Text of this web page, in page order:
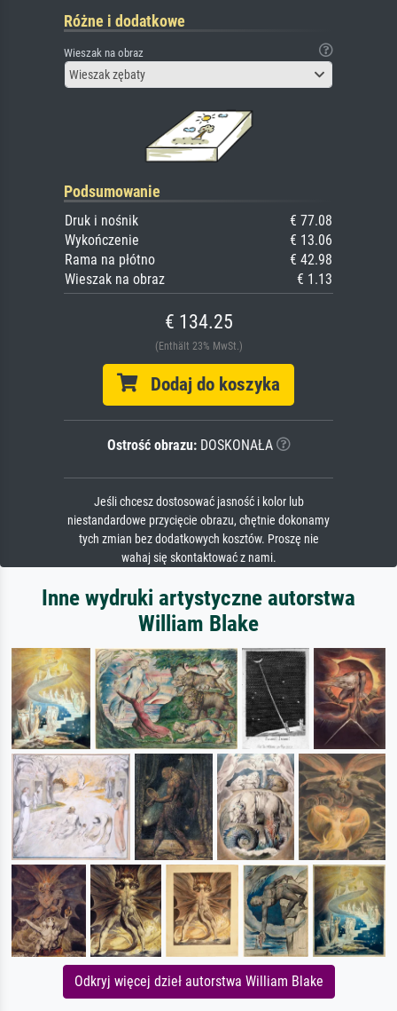
Różne i dodatkowe
Wieszak na obraz
Wieszak zębaty
Podsumowanie
Druk i nośnik
€ 77.08
Wykończenie
€ 13.06
Rama na płótno
€ 42.98
Wieszak na obraz
€ 1.13
€ 134.25
(Enthält 23% MwSt.)
Dodaj do koszyka
Ostrość obrazu:DOSKONAŁA
Jeśli chcesz dostosować jasność i kolor lub
niestandardowe przycięcie obrazu, chętnie dokonamy
tych zmian bez dodatkowych kosztów. Proszę nie
wahaj się skontaktować z nami.
Inne wydruki artystyczne autorstwa
William Blake
Odkryj więcej dzieł autorstwa William Blake